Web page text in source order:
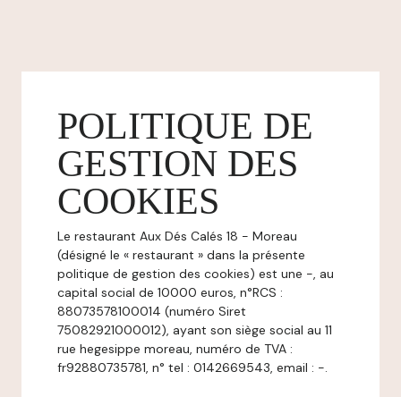
POLITIQUE DE
GESTION DES
COOKIES
Le restaurant Aux Dés Calés 18 - Moreau
(désigné le « restaurant » dans la présente
politique de gestion des cookies) est une -, au
capital social de 10000 euros, n°RCS :
88073578100014 (numéro Siret
75082921000012), ayant son siège social au 11
rue hegesippe moreau, numéro de TVA :
fr92880735781, n° tel : 0142669543, email : -.